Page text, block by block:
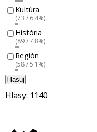
Kultúra
(73 / 6.4%)
História
(89 / 7.8%)
Región
(58 / 5.1%)
Hlasuj
Hlasy: 1140